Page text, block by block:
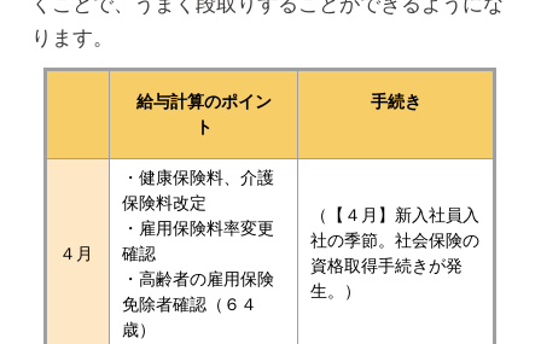
ります。
給与計算のポイン
ト
手続き
４月
・健康保険料、介護
保険料改定
・雇用保険料率変更
確認
・高齢者の雇用保険
免除者確認（６４
歳）
（【４月】新入社員入
社の季節。社会保険の
資格取得手続きが発
生。）